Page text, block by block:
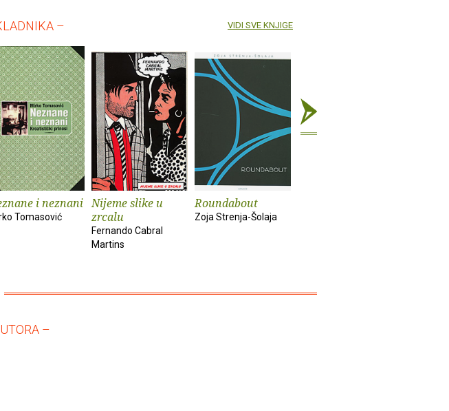
–
i neznani
Tomasović
Nijeme slike u
zrcalu
Fernando Cabral
Martins
Roundabout
Zoja Strenja-Šolaja
VIDI SVE KNJIGE
–